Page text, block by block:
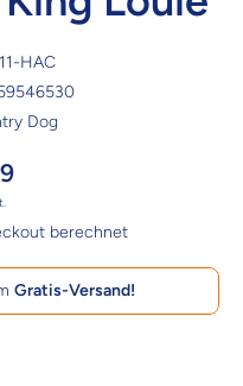
HAC
Dog
berechnet
Gratis-Versand!